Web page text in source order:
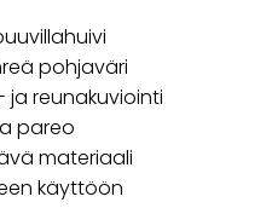
pohjaväri
ja reunakuviointi
pareo
materiaali
käyttöön